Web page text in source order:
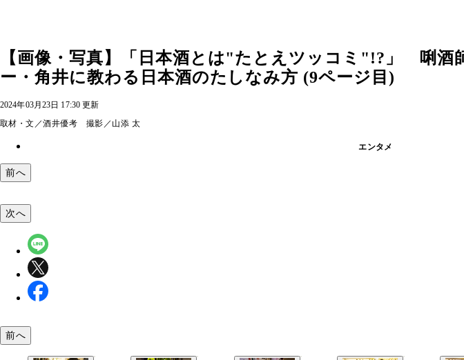
【画像・写真】「日本酒とは"たとえツッコミ"!?」 唎酒
ー・角井に教わる日本酒のたしなみ方 (9ページ目)
2024年03月23日 17:30 更新
取材・文／酒井優考 撮影／山添 太
エンタメ
前へ
次へ
前へ